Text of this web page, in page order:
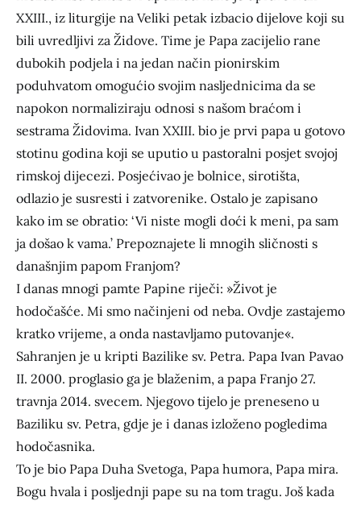
XXIII., iz liturgije na Veliki petak izbacio dijelove koji su
bili uvredljivi za Židove. Time je Papa zacijelio rane
dubokih podjela i na jedan način pionirskim
poduhvatom omogućio svojim nasljednicima da se
napokon normaliziraju odnosi s našom braćom i
sestrama Židovima. Ivan XXIII. bio je prvi papa u gotovo
stotinu godina koji se uputio u pastoralni posjet svojoj
rimskoj dijecezi. Posjećivao je bolnice, sirotišta,
odlazio je susresti i zatvorenike. Ostalo je zapisano
kako im se obratio: ‘Vi niste mogli doći k meni, pa sam
ja došao k vama.’ Prepoznajete li mnogih sličnosti s
današnjim papom Franjom?
I danas mnogi pamte Papine riječi: »Život je
hodočašće. Mi smo načinjeni od neba. Ovdje zastajemo
kratko vrijeme, a onda nastavljamo putovanje«.
Sahranjen je u kripti Bazilike sv. Petra. Papa Ivan Pavao
II. 2000. proglasio ga je blaženim, a papa Franjo 27.
travnja 2014. svecem. Njegovo tijelo je preneseno u
Baziliku sv. Petra, gdje je i danas izloženo pogledima
hodočasnika.
To je bio Papa Duha Svetoga, Papa humora, Papa mira.
Bogu hvala i posljednji pape su na tom tragu. Još kada